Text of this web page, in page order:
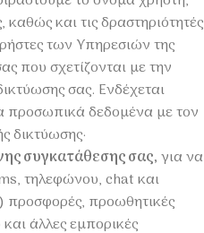
και τις δραστηριότητές
των Υπηρεσιών της
που σχετίζονται με την
σας. Ενδέχεται
προσωπικά δεδομένα με τον
δικτύωσης·
συγκατάθεσης σας,για να
τηλεφώνου, chat και
προσφορές, προωθητικές
άλλες εμπορικές